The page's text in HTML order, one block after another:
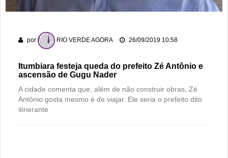
Ela não quis dizer quem era, mas acabou identificada no
por RIO VERDE AGORA 26/09/2019 10:58
Itumbiara festeja queda do prefeito Zé Antônio e
ascensão de Gugu Nader
A cidade comenta que, além de não construir obras, Zé
Antônio gosta mesmo é de viajar. Ele seria o prefeito dito
itinerante